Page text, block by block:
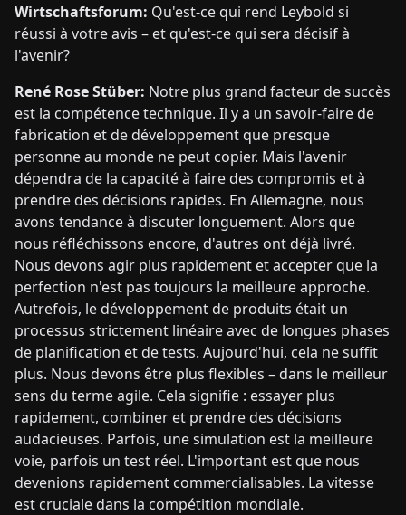
Wirtschaftsforum: Qu'est-ce qui rend Leybold si
réussi à votre avis – et qu'est-ce qui sera décisif à
l'avenir?
René Rose Stüber: Notre plus grand facteur de succès
est la compétence technique. Il y a un savoir-faire de
fabrication et de développement que presque
personne au monde ne peut copier. Mais l'avenir
dépendra de la capacité à faire des compromis et à
prendre des décisions rapides. En Allemagne, nous
avons tendance à discuter longuement. Alors que
nous réfléchissons encore, d'autres ont déjà livré.
Nous devons agir plus rapidement et accepter que la
perfection n'est pas toujours la meilleure approche.
Autrefois, le développement de produits était un
processus strictement linéaire avec de longues phases
de planification et de tests. Aujourd'hui, cela ne suffit
plus. Nous devons être plus flexibles – dans le meilleur
sens du terme agile. Cela signifie : essayer plus
rapidement, combiner et prendre des décisions
audacieuses. Parfois, une simulation est la meilleure
voie, parfois un test réel. L'important est que nous
devenions rapidement commercialisables. La vitesse
est cruciale dans la compétition mondiale.